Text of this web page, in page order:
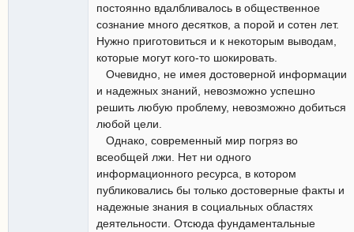
постоянно вдалбливалось в общественное
сознание много десятков, а порой и сотен лет.
Нужно приготовиться и к некоторым выводам,
которые могут кого-то шокировать.
Очевидно, не имея достоверной информации
и надежных знаний, невозможно успешно
решить любую проблему, невозможно добиться
любой цели.
Однако, современный мир погряз во
всеобщей лжи. Нет ни одного
информационного ресурса, в котором
публиковались бы только достоверные факты и
надежные знания в социальных областях
деятельности. Отсюда фундаментальные